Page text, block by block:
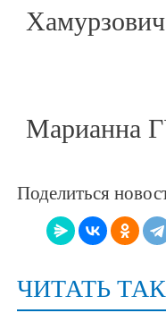
Марианна
Поделиться
ЧИТАТЬ